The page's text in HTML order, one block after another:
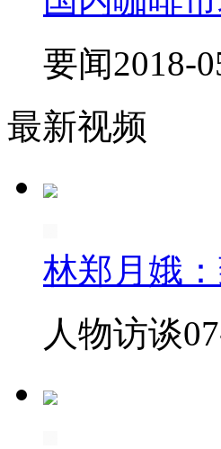
要闻2018-
最新视频
林郑月娥
人物访谈